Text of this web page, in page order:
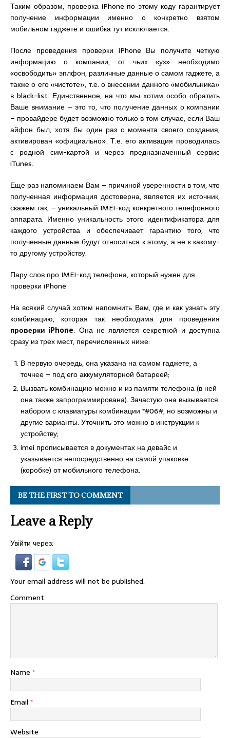
Таким образом, проверка iPhone по этому коду гарантирует
получение информации именно о конкретно взятом
мобильном гаджете и ошибка тут исключается.
После проведения проверки iPhone Вы получите четкую
информацию о компании, от чьих «уз» необходимо
«освободить» эплфон, различные данные о самом гаджете, а
также о его «чистоте», т.е. о внесении данного «мобильника»
в black-list. Единственное, на что мы хотим особо обратить
Ваше внимание – это то, что получение данных о компании
– провайдере будет возможно только в том случае, если Ваш
айфон был, хотя бы один раз с момента своего создания,
активирован «официально». Т.е. его активация проводилась
с родной сим-картой и через предназначенный сервис
iTunes.
Еще раз напоминаем Вам – причиной уверенности в том, что
полученная информация достоверна, является их источник,
скажем так, – уникальный IMEI-код конкретного телефонного
аппарата. Именно уникальность этого идентификатора для
каждого устройства и обеспечивает гарантию того, что
полученные данные будут относиться к этому, а не к какому-
то другому устройству.
Пару слов про IMEI-код телефона, который нужен для
проверки iPhone
На всякий случай хотим напомнить Вам, где и как узнать эту
комбинацию, которая так необходима для проведения
проверки iPhone. Она не является секретной и доступна
сразу из трех мест, перечисленных ниже:
В первую очередь, она указана на самом гаджете, а
точнее – под его аккумуляторной батареей;
Вызвать комбинацию можно и из памяти телефона (в ней
она также запрограммирована). Зачастую она вызывается
набором с клавиатуры комбинации *#06#, но возможны и
другие варианты. Уточнить это можно в инструкции к
устройству;
imei прописывается в документах на девайс и
указывается непосредственно на самой упаковке
(коробке) от мобильного телефона.
BE THE FIRST TO COMMENT
Leave a Reply
Увійти через:
Your email address will not be published.
Comment
Name *
Email *
Website